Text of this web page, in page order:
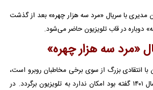
مدیری با سریال «مرد سه هزار چهره» بعد از گذشت
دوباره در قاب تلویزیون حاضر می‌شود.
«مرد سه هزار چهره»
انتقادی بزرگ از سوی برخی مخاطبان روبرو است،
به این دلیل که در سال ۱۴۰۱ گفته بود امکان ندارد به تلویزیون برگردد. در